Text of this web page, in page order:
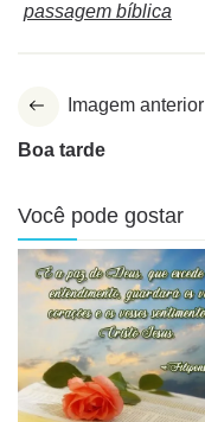
passagem bíblica
Imagem anterior
Boa tarde
Você pode gostar